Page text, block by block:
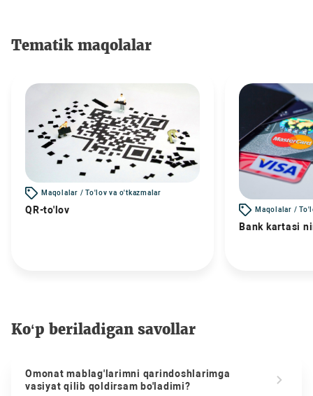
Tematik maqolalar
Maqolalar / To'lov va o'tkazmalar
QR-to'lov Maqolalar /
Bank kartasi
Ko‘p beriladigan savollar
Omonat mablag'larimni qarindoshlarimga
vasiyat qilib qoldirsam bo'ladimi?